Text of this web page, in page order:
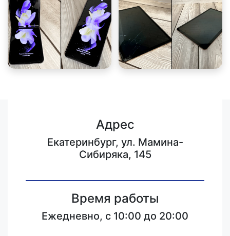
Адрес
Екатеринбург, ул. Мамина-
Сибиряка, 145
Время работы
Ежедневно, с 10:00 до 20:00